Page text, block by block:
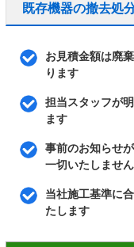
既存機器の撤去処
お見積金額は廃
ります
担当スタッフが
ます
事前のお知らせ
一切いたしません
当社施工基準に
たします